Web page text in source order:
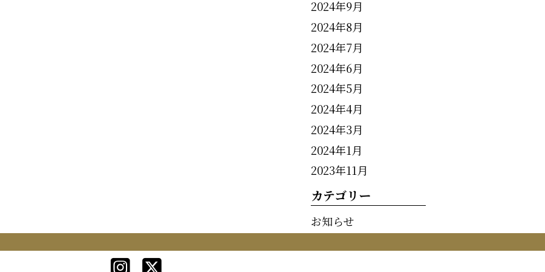
2024年9月
2024年8月
2024年7月
2024年6月
2024年5月
2024年4月
2024年3月
2024年1月
2023年11月
カテゴリー
お知らせ